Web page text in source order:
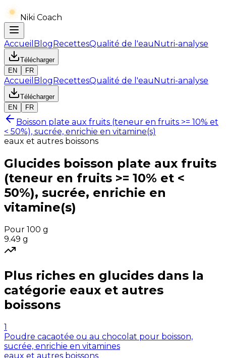
Niki Coach
Accueil BlogRecettesQualité de l'eauNutri-analyse
Télécharger
EN
FR
Accueil BlogRecettesQualité de l'eauNutri-analyse
Télécharger
EN
FR
Boisson plate aux fruits (teneur en fruits >= 10% et
< 50%), sucrée, enrichie en vitamine(s)
eaux et autres boissons
Glucides boisson plate aux fruits
(teneur en fruits >= 10% et <
50%), sucrée, enrichie en
vitamine(s)
Pour 100 g
9.49 g
Plus riches en glucides dans la
catégorie eaux et autres
boissons
1
Poudre cacaotée ou au chocolat pour boisson,
sucrée, enrichie en vitamines
eaux et autres boissons